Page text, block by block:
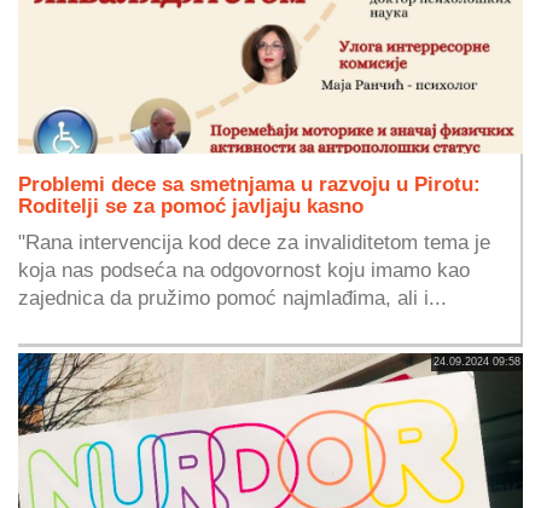
Problemi dece sa smetnjama u razvoju u Pirotu:
Roditelji se za pomoć javljaju kasno
"Rana intervencija kod dece za invaliditetom tema je
koja nas podseća na odgovornost koju imamo kao
zajednica da pružimo pomoć najmlađima, ali i...
24.09.2024 09:58